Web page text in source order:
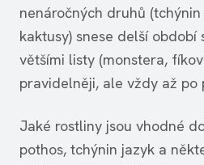
nenáročných druhů
kaktusy) snese delší období
většími listy (monstera,
pravidelněji, ale vždy až po
Jaké rostliny jsou vhodné
pothos, tchýnin jazyk a